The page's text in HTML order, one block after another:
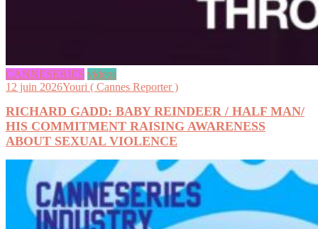
CANNESERIES videos
12 juin 2026Youri ( Cannes Reporter )
RICHARD GADD: BABY REINDEER / HALF MAN/
HIS COMMITMENT RAISING AWARENESS
ABOUT SEXUAL VIOLENCE